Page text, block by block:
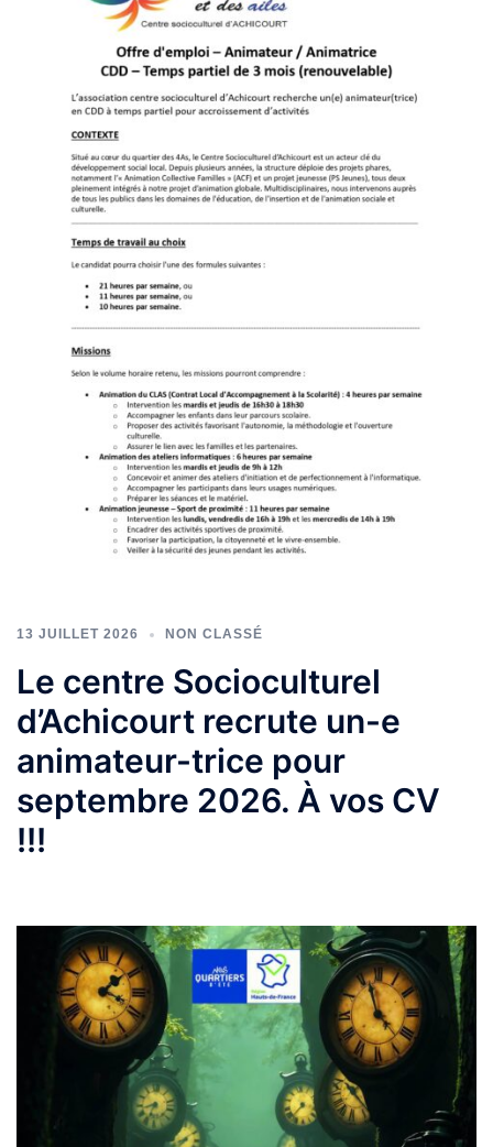
13 JUILLET 2026 NON CLASSÉ
Le centre Socioculturel
d’Achicourt recrute un-e
animateur-trice pour
septembre 2026. À vos CV
!!!